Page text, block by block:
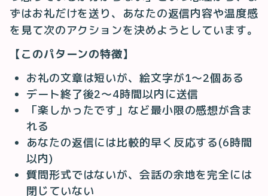
ずはお礼だけを送り、あなたの返信内容や温度感
を見て次のアクションを決めようとしています。
【このパターンの特徴】
お礼の文章は短いが、絵文字が1〜2個ある
デート終了後2〜4時間以内に送信
「楽しかったです」など最小限の感想が含ま
れる
あなたの返信には比較的早く反応する(6時間
以内)
質問形式ではないが、会話の余地を完全には
閉じていない